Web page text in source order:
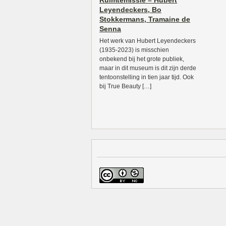
Leyendeckers, Bo
Stokkermans, Tramaine de
Senna
Het werk van Hubert Leyendeckers
(1935-2023) is misschien
onbekend bij het grote publiek,
maar in dit museum is dit zijn derde
tentoonstelling in tien jaar tijd. Ook
bij True Beauty […]